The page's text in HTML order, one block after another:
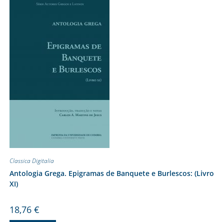
Classica Digitalia
Antologia Grega. Epigramas de Banquete e Burlescos: (Livro
XI)
18,76 €